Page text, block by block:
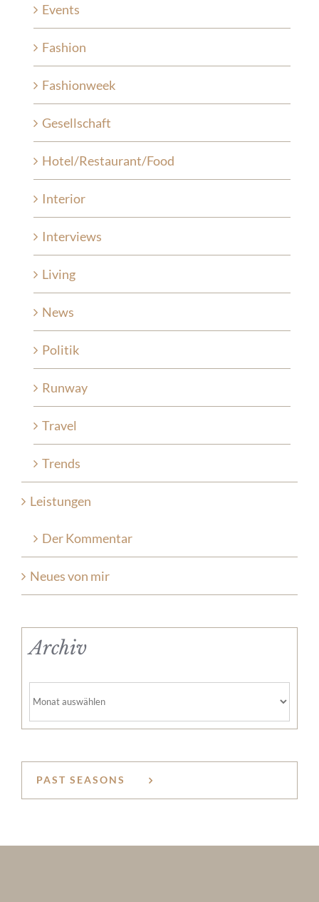
Events
Fashion
Fashionweek
Gesellschaft
Hotel/Restaurant/Food
Interior
Interviews
Living
News
Politik
Runway
Travel
Trends
Leistungen
Der Kommentar
Neues von mir
Archiv
PAST SEASONS